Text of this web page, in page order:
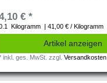
€ *
Kilogramm | 41,00 € / Kilogramm
Artikel anzeigen
inkl. ges. MwSt. zzgl.Versandkosten